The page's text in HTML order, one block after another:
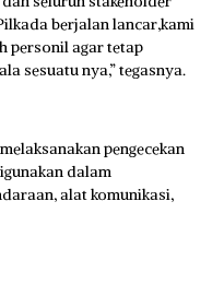
berjalan lancar,kami
personil agar tetap
sesuatu nya,” tegasnya.
pengecekan
dalam
alat komunikasi,